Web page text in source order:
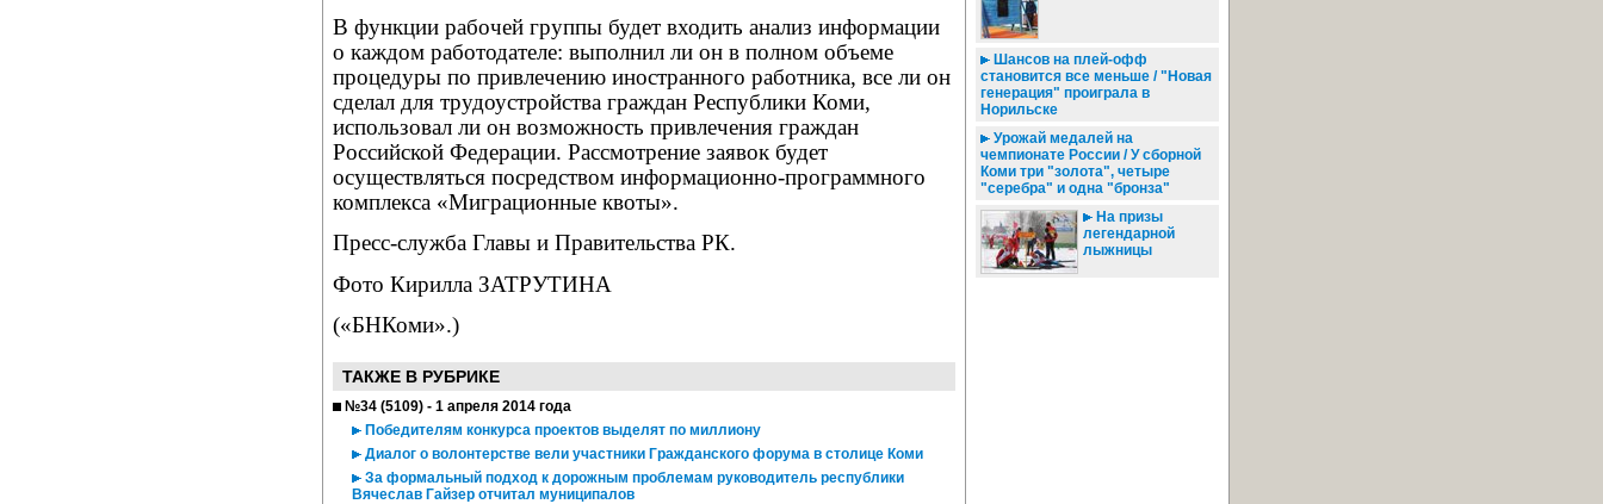
В функции рабочей группы будет входить анализ информации
о каждом работодателе: выполнил ли он в полном объеме
процедуры по привлечению иностранного работника, все ли он
сделал для трудоустройства граждан Республики Коми,
использовал ли он возможность привлечения граждан
Российской Федерации. Рассмотрение заявок будет
осуществляться посредством информационно-программного
комплекса «Миграционные квоты».
Пресс-служба Главы и Правительства РК.
Фото Кирилла ЗАТРУТИНА
(«БНКоми».)
ТАКЖЕ В РУБРИКЕ
№34 (5109) - 1 апреля 2014 года
Победителям конкурса проектов выделят по миллиону
Диалог о волонтерстве вели участники Гражданского форума в столице Коми
За формальный подход к дорожным проблемам руководитель республики
Вячеслав Гайзер отчитал муниципалов
Шансов на плей-офф
становится все меньше / "Новая
генерация" проиграла в
Норильске
Урожай медалей на
чемпионате России / У сборной
Коми три "золота", четыре
"серебра" и одна "бронза"
На призы
легендарной
лыжницы